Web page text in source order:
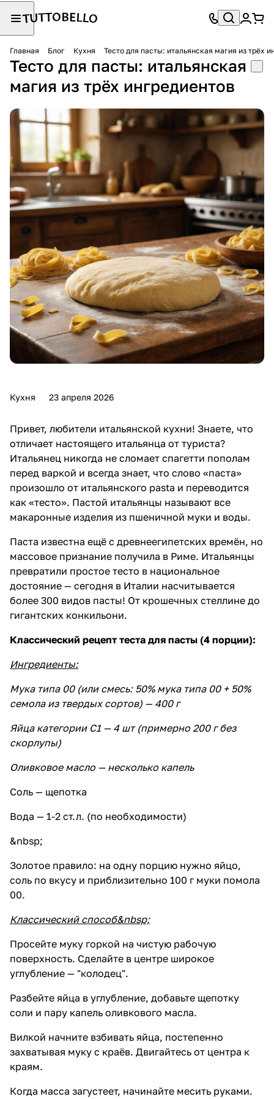
Главная Блог Кухня Тесто для пасты: итальянская магия из трёх
Тесто для пасты: итальянская
магия из трёх ингредиентов
Кухня 23 апреля 2026
Привет, любители итальянской кухни! Знаете, что
отличает настоящего итальянца от туриста?
Итальянец никогда не сломает спагетти пополам
перед варкой и всегда знает, что слово «паста»
произошло от итальянского pasta и переводится
как «тесто». Пастой итальянцы называют все
макаронные изделия из пшеничной муки и воды.
Паста известна ещё с древнеегипетских времён, но
массовое признание получила в Риме. Итальянцы
превратили простое тесто в национальное
достояние — сегодня в Италии насчитывается
более 300 видов пасты! От крошечных стеллине до
гигантских конкильони.
Классический рецепт теста для пасты (4 порции):
Ингредиенты:
Мука типа 00 (или смесь: 50% мука типа 00 + 50%
семола из твердых сортов) — 400 г
Яйца категории С1 — 4 шт (примерно 200 г без
скорлупы)
Оливковое масло — несколько капель
Соль — щепотка
Вода — 1-2 ст.л. (по необходимости)
&nbsp;
Золотое правило: на одну порцию нужно яйцо,
соль по вкусу и приблизительно 100 г муки помола
00.
Классический способ&nbsp;
Просейте муку горкой на чистую рабочую
поверхность. Сделайте в центре широкое
углубление — "колодец".
Разбейте яйца в углубление, добавьте щепотку
соли и пару капель оливкового масла.
Вилкой начните взбивать яйца, постепенно
захватывая муку с краёв. Двигайтесь от центра к
краям.
Когда масса загустеет, начинайте месить руками.